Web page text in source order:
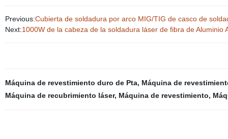
Previous:Cubierta de soldadura por arco MIG/TIG de casco de
Next:1000W de la cabeza de la soldadura láser de fibra de
Máquina de revestimiento duro de Pta, Máquina de
Máquina de recubrimiento láser, Máquina de revestimiento,